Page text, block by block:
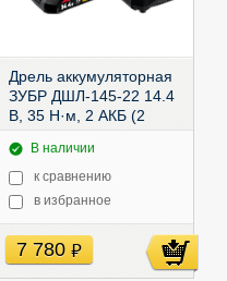
Дрель аккумуляторная
ЗУБР ДШЛ-145-22 14.4
В, 35 Н·м, 2 АКБ (2
В наличии
к сравнению
в избранное
7 780 руб